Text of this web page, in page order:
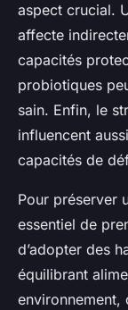
aspect crucial.
affecte
capacités
probiotiques
sain. Enfin, le
influencent
capacités de
Pour préserver
essentiel de
d’adopter des
équilibrant
environnement,